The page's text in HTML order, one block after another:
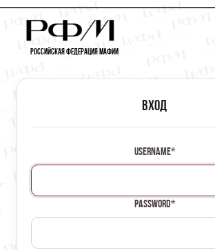
Российская Федерация Мафии
Вход
Username*
Password*